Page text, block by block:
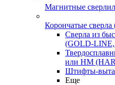
Магнитные
Корончатые
Сверла из
(GOLD-
или HM
Штифты-
Еще